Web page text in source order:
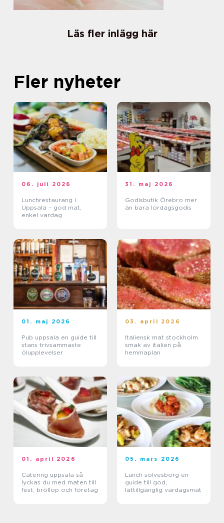
Läs fler inlägg här
Fler nyheter
06. juli 2026
Lunchrestaurang i
Uppsala – god mat,
enkel vardag
31. maj 2026
Godisbutik Örebro mer
än bara lördagsgodis
01. maj 2026
Pub uppsala en guide till
stans trivsammaste
ölupplevelser
03. april 2026
Italiensk mat stockholm
smak av italien på
hemmaplan
01. april 2026
Catering uppsala så
lyckas du med maten till
fest, bröllop och företag
05. mars 2026
Lunch sölvesborg en
guide till god,
lättillgänglig vardagsmat